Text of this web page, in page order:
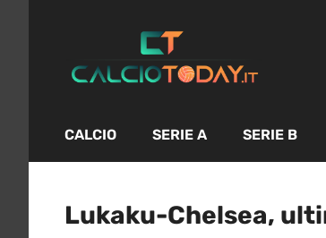
contenuto
CALCIO SERIE A SERIE B
Lukaku-Chelsea,